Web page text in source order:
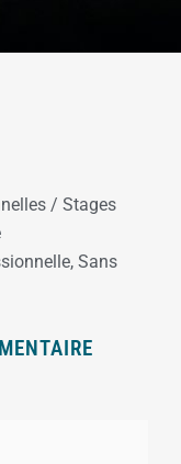
/ Stages
, Sans